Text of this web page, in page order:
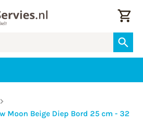
Moon Beige Diep Bord 25 cm - 32